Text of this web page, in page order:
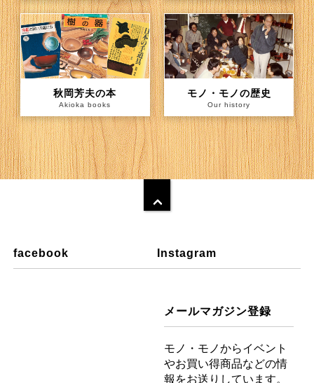
秋岡芳夫の本
Akioka books
モノ・モノの歴史
Our history
facebook Instagram
メールマガジン登録
モノ・モノからイベント
やお買い得商品などの情
報をお送りしています。